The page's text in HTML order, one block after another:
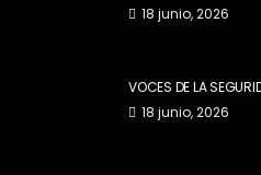
18 junio, 2026
VOCES DE LA
18 junio, 2026